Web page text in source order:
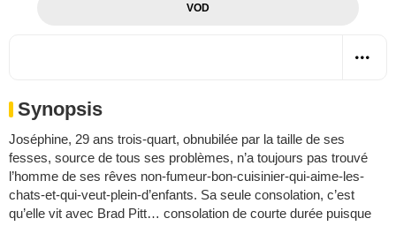
VOD
Synopsis
Joséphine, 29 ans trois-quart, obnubilée par la taille de ses
fesses, source de tous ses problèmes, n’a toujours pas trouvé
l’homme de ses rêves non-fumeur-bon-cuisinier-qui-aime-les-
chats-et-qui-veut-plein-d’enfants. Sa seule consolation, c’est
qu’elle vit avec Brad Pitt… consolation de courte durée puisque